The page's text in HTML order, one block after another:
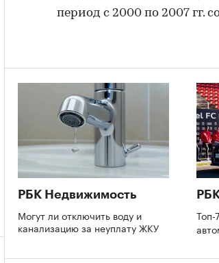
период с 2000 по 2007 гг.
РБК Недвижимость
Могут ли отключить воду и
канализацию за неуплату ЖКУ
Топ-